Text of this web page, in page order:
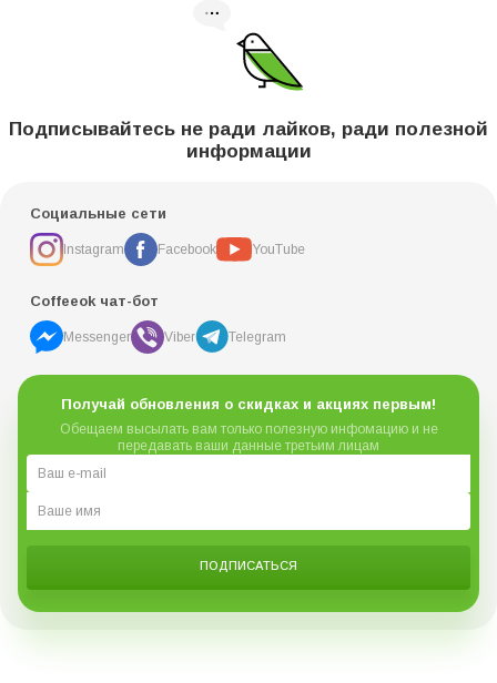
Подписывайтесь не ради лайков, ради полезной
информации
Социальные сети
Instagram Facebook YouTube
Coffeeok чат-бот
Messenger Viber Telegram
Получай обновления о скидках и акциях первым!
Обещаем высылать вам только полезную инфомацию и не
передавать ваши данные третьим лицам
ПОДПИСАТЬСЯ